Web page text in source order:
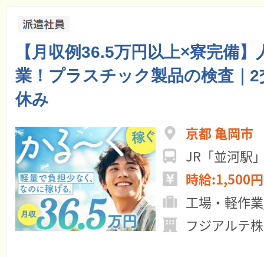
【月収例36.5万円以上×寮完備】
業！プラスチック製品の検査｜2
休み
京都 亀岡市
JR「並河駅
時給:1,500
工場・軽作
フジアルテ